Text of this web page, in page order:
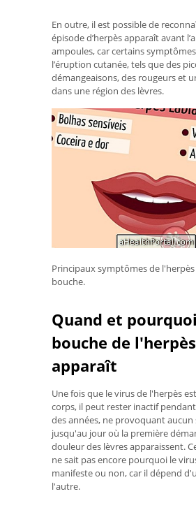
En outre, il est possible de
épisode d’herpès apparaît avant
ampoules, car certains
l’éruption cutanée, tels que des
démangeaisons, des rougeurs et
dans une région des lèvres.
Principaux symptômes de
bouche.
Quand et
bouche de l'herpès
apparaît
Une fois que le virus de l'herpès
corps, il peut rester inactif
des années, ne provoquant
jusqu'au jour où la première
douleur des lèvres apparaissent.
ne sait pas encore pourquoi le
manifeste ou non, car il dépend
l'autre.